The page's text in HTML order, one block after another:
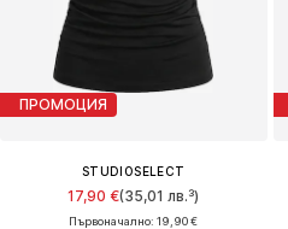
ПРОМОЦИЯ
STUDIOSELECT
17,90 €(35,01 лв.³)
Първоначално: 19,90 €